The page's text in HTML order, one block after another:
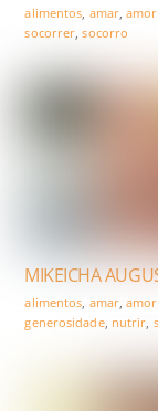
alimentos, amar,amor
socorrer,socorro
MIKEICHA
alimentos amar,amor
generosidade, nutrir